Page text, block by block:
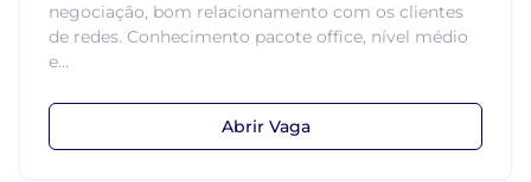
negociação, bom relacionamento com os clientes
de redes. Conhecimento pacote office, nível médio
e...
Abrir Vaga